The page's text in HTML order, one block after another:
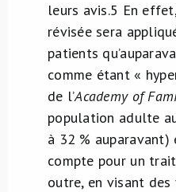
leurs avis.5 En
révisée sera
patients
comme étant «
de l’Academy of
population adulte
à 32 %
compte pour un
outre, en visant